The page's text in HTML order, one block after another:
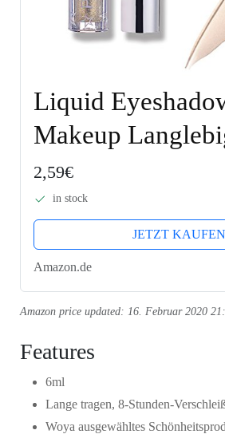
Liquid
Makeup
Glitter Wasserdicht
Schimmer und
Lidschatten-
Metallic-
2,59€
in stock
JETZT KAUFEN
Amazon.de
Amazon price updated: 16. Februar 2020
Features
6ml
Lange tragen, 8-Stunden-
Woya ausgewähltes